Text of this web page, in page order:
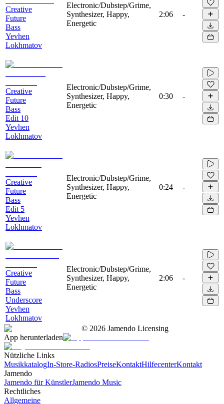
Creative
Future
Bass
Yevhen
Lokhmatov
Electronic/Dubstep/Grime,
Synthesizer, Happy,
Energetic
2:06 -
Creative
Future
Bass
Edit 10
Yevhen
Lokhmatov
Electronic/Dubstep/Grime,
Synthesizer, Happy,
Energetic
0:30 -
Creative
Future
Bass
Edit 5
Yevhen
Lokhmatov
Electronic/Dubstep/Grime,
Synthesizer, Happy,
Energetic
0:24 -
Creative
Future
Bass
Underscore
Yevhen
Lokhmatov
Electronic/Dubstep/Grime,
Synthesizer, Happy,
Energetic
2:06 -
© 2026 Jamendo Licensing
App herunterladen
Nützliche Links
MusikkatalogIn-Store-RadiosPreiseKontaktHilfecenterKontakt
Jamendo
Jamendo für KünstlerJamendo Music
Rechtliches
Allgemeine